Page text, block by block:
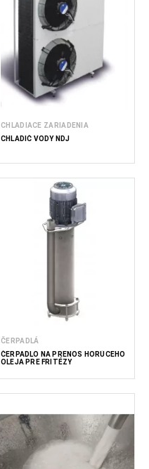
CHLADIACE ZARIADENIA
CHLADIČ VODY NDJ
ČERPADLÁ
ČERPADLO NA PRENOS HORÚCEHO
OLEJA PRE FRITÉZY